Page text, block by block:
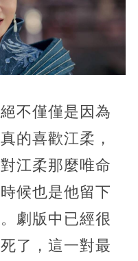
不僅僅是因為
的喜歡江柔，
江柔那麼唯命
候也是他留下
劇版中已經很
了，這一對最